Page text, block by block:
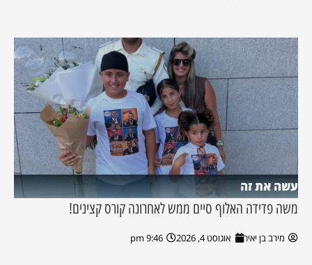
עשה את זה
משה פדידה האלוף סיים ממש לאחרונה קורס קצינים!
מירב בן יאיר אוגוסט 4, 2026 9:46 pm